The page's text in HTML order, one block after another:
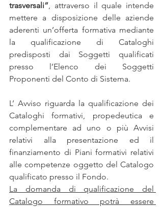
trasversali”, attraverso il quale intende
mettere a disposizione delle aziende
aderenti un’offerta formativa mediante
la qualificazione di Cataloghi
predisposti dai Soggetti qualificati
presso l’Elenco dei Soggetti
Proponenti del Conto di Sistema.
L’ Avviso riguarda la qualificazione dei
Cataloghi formativi, propedeutica e
complementare ad uno o più Avvisi
relativi alla presentazione ed il
finanziamento di Piani formativi relativi
alle competenze oggetto del Catalogo
qualificato presso il Fondo.
La domanda di qualificazione del
Catalogo formativo potrà essere